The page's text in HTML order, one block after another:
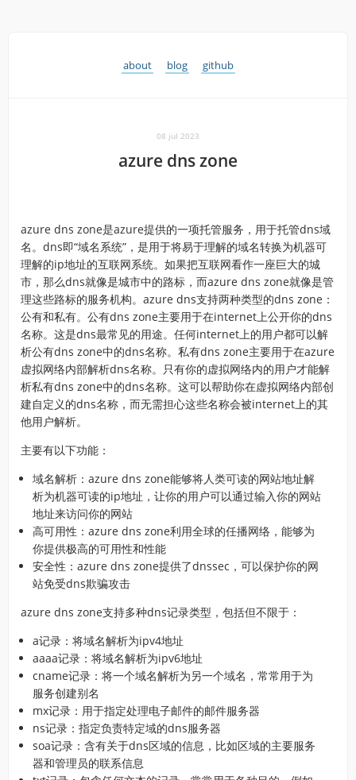
about blog github
08 jul 2023
azure dns zone
azure dns zone是azure提供的一项托管服务，用于托管dns域
名。dns即“域名系统”，是用于将易于理解的域名转换为机器可
理解的ip地址的互联网系统。如果把互联网看作一座巨大的城
市，那么dns就像是城市中的路标，而azure dns zone就像是管
理这些路标的服务机构。azure dns支持两种类型的dns zone：
公有和私有。公有dns zone主要用于在internet上公开你的dns
名称。这是dns最常见的用途。任何internet上的用户都可以解
析公有dns zone中的dns名称。私有dns zone主要用于在azure
虚拟网络内部解析dns名称。只有你的虚拟网络内的用户才能解
析私有dns zone中的dns名称。这可以帮助你在虚拟网络内部创
建自定义的dns名称，而无需担心这些名称会被internet上的其
他用户解析。
主要有以下功能：
域名解析：azure dns zone能够将人类可读的网站地址解
析为机器可读的ip地址，让你的用户可以通过输入你的网站
地址来访问你的网站
高可用性：azure dns zone利用全球的任播网络，能够为
你提供极高的可用性和性能
安全性：azure dns zone提供了dnssec，可以保护你的网
站免受dns欺骗攻击
azure dns zone支持多种dns记录类型，包括但不限于：
a记录：将域名解析为ipv4地址
aaaa记录：将域名解析为ipv6地址
cname记录：将一个域名解析为另一个域名，常常用于为
服务创建别名
mx记录：用于指定处理电子邮件的邮件服务器
ns记录：指定负责特定域的dns服务器
soa记录：含有关于dns区域的信息，比如区域的主要服务
器和管理员的联系信息